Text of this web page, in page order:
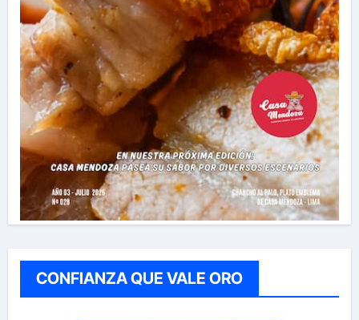
CONFIANZA QUE VALE ORO